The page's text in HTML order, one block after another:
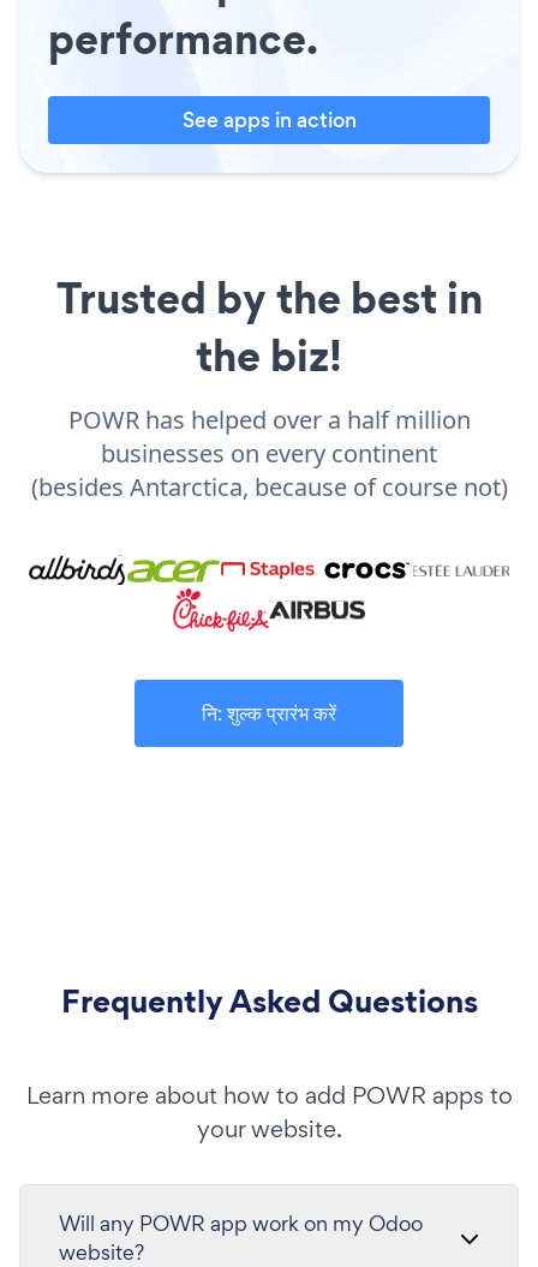
performance.
See apps in action
Trusted by the best in
the biz!
POWR has helped over a half million
businesses on every continent
(besides Antarctica, because of course not)
नि: शुल्क प्रारंभ करें
Frequently Asked Questions
Learn more about how to add POWR apps to
your website.
Will any POWR app work on my Odoo
website?